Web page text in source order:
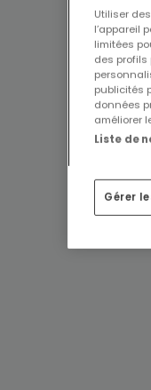
Utiliser
l’appareil
limitées
des
publicités
données
améliorer
Liste de
Gérer